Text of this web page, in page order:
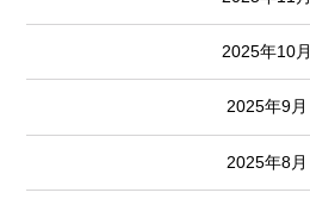
2025年10月
2025年9月
2025年8月